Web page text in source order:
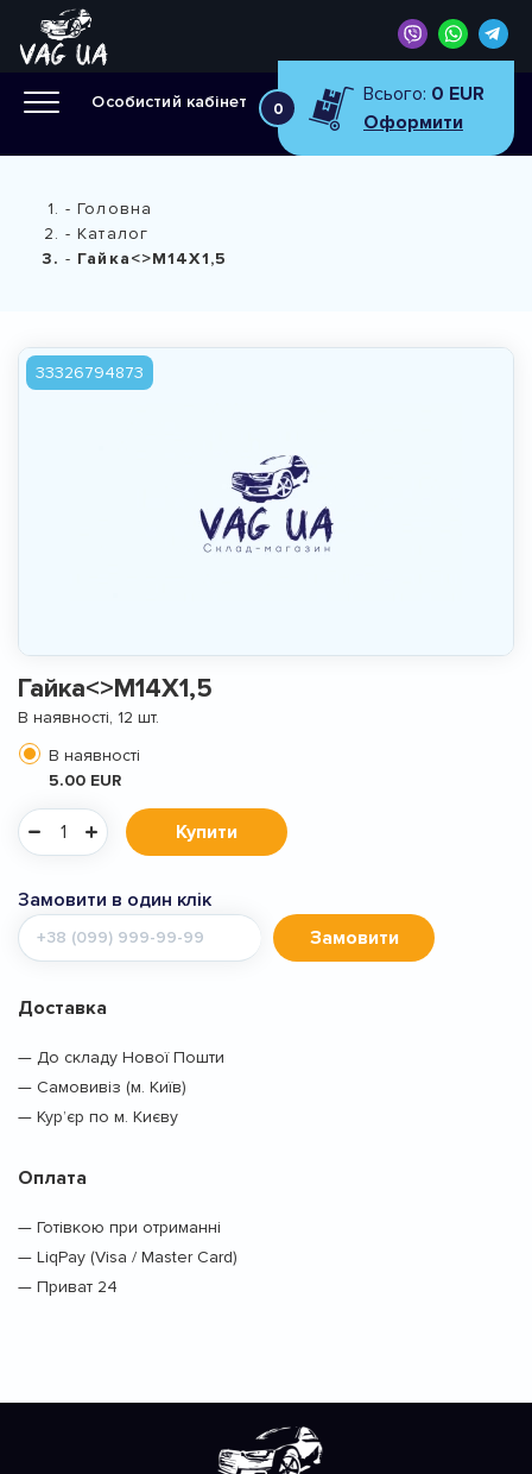
Особистий кабінет 0
Всього: 0 EUR
Оформити
Головна
Каталог
Гайка<>M14X1,5
33326794873
Гайка<>M14X1,5
В наявності, 12 шт.
В наявності
5.00 EUR
Купити
Замовити в один клік
Мобільний
телефон
Замовити
Доставка
— До складу Нової Пошти
— Самовивіз (м. Київ)
— Кур’єр по м. Києву
Оплата
— Готівкою при отриманні
— LiqPay (Visa / Master Card)
— Приват 24